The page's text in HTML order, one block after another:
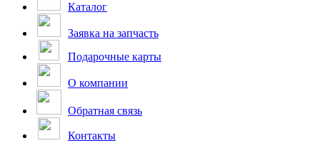
Каталог
Заявка на запчасть
Подарочные карты
О компании
Обратная связь
Контакты